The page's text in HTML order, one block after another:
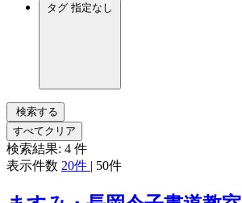
タグ 指定なし
検索する
すべてクリア
検索結果: 4 件
表示件数 20件 | 50件